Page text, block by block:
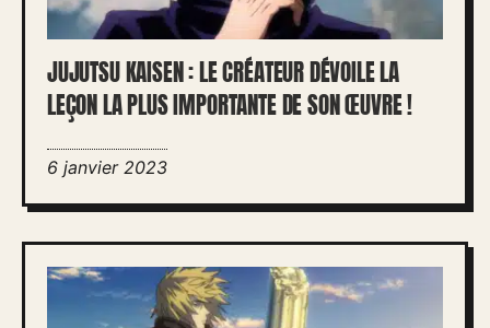
JUJUTSU KAISEN : LE CRÉATEUR DÉVOILE LA
LEÇON LA PLUS IMPORTANTE DE SON ŒUVRE !
6 janvier 2023